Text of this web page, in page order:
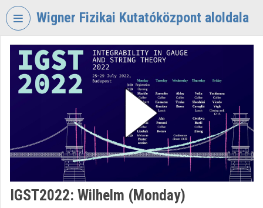
Skip header
Wigner Fizikai Kutatóközpont aloldala
VIDEOTORIUM
WIGNER
KUTATÓKÖZPONT
Organization home
Log In
IGST2022: Wilhelm (Monday)